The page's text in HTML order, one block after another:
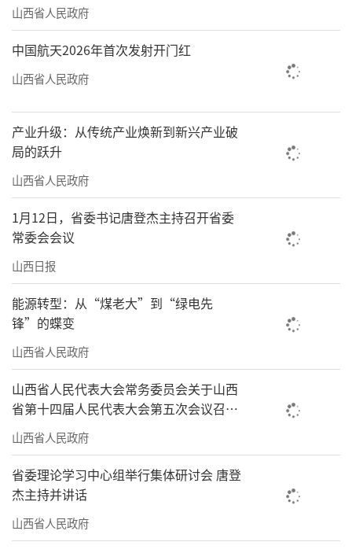
的院里，住在3单元的于广娟医生边收拾血压计
边叮嘱道。作为晋中三院的内科医生，她如今
又多了一个身份——小区健康顾问。而在小区凉
亭里，住在对面楼的梁青梅医生正被几位老邻
居围着咨询养生知识，这已成为他们晨练后
的“固定节目”。
这些穿梭在楼栋间的“健康顾问”“维修
能手”“法律达人”，都有一个共同身份——党
员志愿者。“以前我们这儿开个楼道会都凑不
齐人，现在不一样了。”退休教师王大爷指着
墙上鲜红的党员公示栏感慨，“你看，医生、
老师、工程师全是老邻居，但党员这身份一亮
出来，大伙儿的心就聚拢了！”
这些活跃在社区一线的党员志愿者，背后
是我省在职党员“双报到双服务双包联双评
价”机制的强力支撑。近年来，我省根据不同
领域、不同群体党员实际，设立党员示范岗、
党员责任区、党员服务窗口，开展设岗定责、
承诺践诺等，引导广大党员创先争优、建功立
业。深化“我为群众办实事”活动，健全落
山西省人民政府
中国航天2026年首次发射开门红
山西省人民政府
产业升级：从传统产业焕新到新兴产业破
局的跃升
山西省人民政府
1月12日，省委书记唐登杰主持召开省委
常委会会议
山西日报
能源转型：从“煤老大”到“绿电先
锋”的蝶变
山西省人民政府
山西省人民代表大会常务委员会关于山西
省第十四届人民代表大会第五次会议召开
时间的决定
山西省人民政府
省委理论学习中心组举行集体研讨会 唐登
杰主持并讲话
山西省人民政府